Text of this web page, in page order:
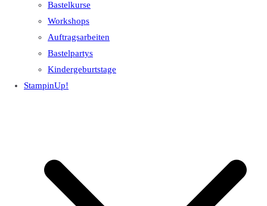
Bastelkurse
Workshops
Auftragsarbeiten
Bastelpartys
Kindergeburtstage
StampinUp!